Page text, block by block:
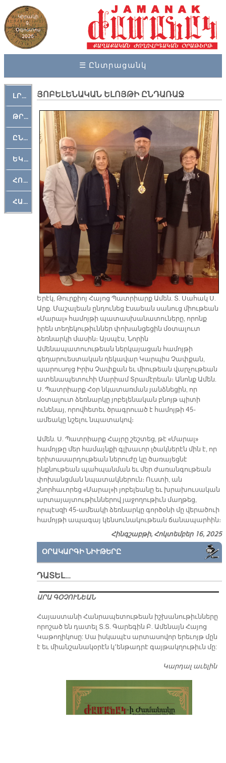
Կիրակի
9,
Օգոստոս
2026
☰ Ընտրացանկ
ԼՐԱՀՈՍ
ԹՐՔԱՀԱՅ ԿԵԱՆՔ
ԸՆԿԵՐԱՄՇԱԿՈՒԹԱՅԻՆ
ԵԿԵՂԵՑԱԿԱՆ
ՀՈԳԵՄՏԱՒՈՐ
ՀԱՐԹԱԿ
ՅՈԲԵԼԵՆԱԿԱՆ ԵԼՈՅԹԻ ԸՆԴԱՌԱՋ
Երէկ, Թուրքիոյ Հայոց Պատրիարք Ամեն. Տ. Սահակ Ս.
Արք. Մաշալեան ընդունեց Էսաեան սանուց միութեան
«Մարալ» համոյթի պատասխանատուները, որոնք
իրեն տեղեկութիւններ փոխանցեցին մօտալուտ
ձեռնարկի մասին։ Այսպէս, Նորին
Ամենապատուութեան ներկայացան համոյթի
գեղարուեստական ղեկավար Կարպիս Չափքան,
պարուսոյց Իրիս Չափքան եւ միութեան վարչութեան
ատենապետուհի Մարիամ Տրամէրեան։ Անոնք Ամեն.
Ս. Պատրիարք Հօր նկատառման յանձնեցին, որ
մօտալուտ ձեռնարկը յոբելենական բնոյթ պիտի
ունենայ, որովհետեւ ծրագրուած է համոյթի 45-
ամեակը նշելու նպատակով։
Ամեն. Ս. Պատրիարք Հայրը շեշտեց, թէ «Մարալ»
համոյթը մեր համայնքի գլխաւոր լծակներէն մին է, որ
երիտասարդութեան ներուժը կը ծառայեցնէ
ինքնութեան պահպանման եւ մեր ժառանգութեան
փոխանցման նպատակներուն։ Ուստի, ան
շնորհաւորեց «Մարալ»ի յոբելեանը եւ խրախուսական
արտայայտութիւններով յաջողութիւն մաղթեց,
որպէսզի 45-ամեակի ձեռնարկը գործօնի մը վերածուի
համոյթի ապագայ կենսունակութեան ճանապարհին։
Հինգշաբթի, Հոկտեմբեր 16, 2025
ՕՐԱԿԱՐԳԻ ՆԻՒԹԵՐԸ
ԴԱՏԵԼ…
ԱՐԱ ԳՕՉՈՒՆԵԱՆ
​Հայաստանի Հանրապետութեան իշխանութիւնները
որոշած են դատել Տ.Տ. Գարեգին Բ. Ամենայն Հայոց
Կաթողիկոսը: Սա իսկապէս արտասովոր երեւոյթ մըն
է եւ միանշանակօրէն կ՚ենթադրէ գայթակղութիւն մը:
Կարդալ աւելին